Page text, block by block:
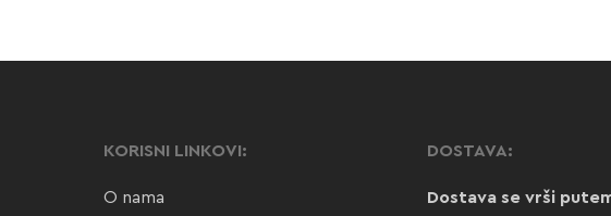
KORISNI LINKOVI:
O nama
DOSTAVA:
Dostava se vrši